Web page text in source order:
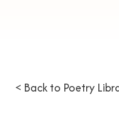
< Back to Poetry